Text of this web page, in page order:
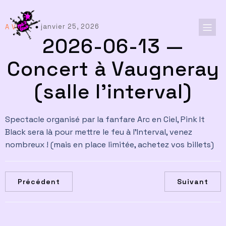
A Venir janvier 25, 2026
2026-06-13 —
Concert à Vaugneray
(salle l’interval)
Spectacle organisé par la fanfare Arc en Ciel, Pink It
Black sera là pour mettre le feu à l’Interval, venez
nombreux ! (mais en place limitée, achetez vos billets)
Précédent Suivant